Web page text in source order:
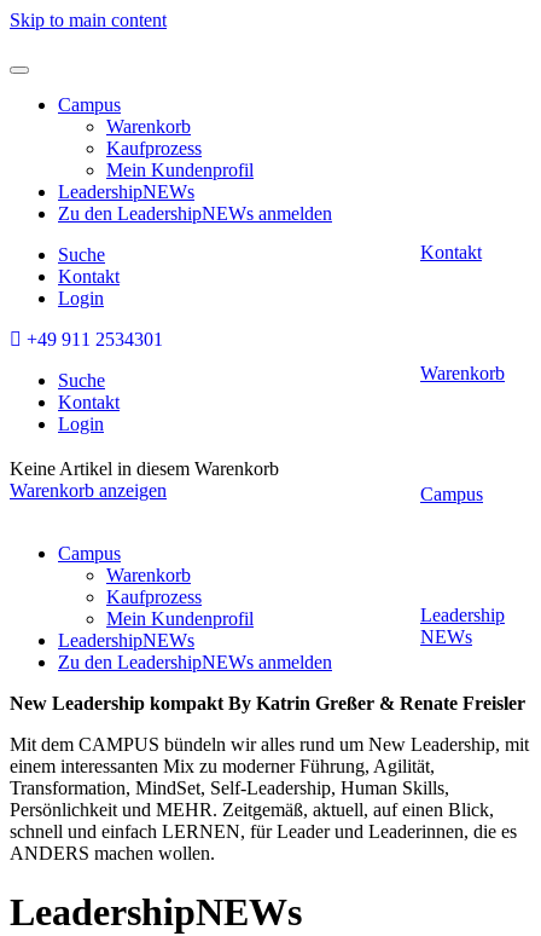
Skip to main content
Campus
Warenkorb
Kaufprozess
Mein Kundenprofil
LeadershipNEWs
Zu den LeadershipNEWs anmelden
Suche
Kontakt
Login
+49 911 2534301
Suche
Kontakt
Login
Keine Artikel in diesem Warenkorb
Warenkorb anzeigen
Campus
Warenkorb
Kaufprozess
Mein Kundenprofil
LeadershipNEWs
Zu den LeadershipNEWs anmelden
New Leadership kompakt By Katrin Greßer & Renate Freisler
Mit dem CAMPUS bündeln wir alles rund um New Leadership, mit
einem interessanten Mix zu moderner Führung, Agilität,
Transformation, MindSet, Self-Leadership, Human Skills,
Persönlichkeit und MEHR. Zeitgemäß, aktuell, auf einen Blick,
schnell und einfach LERNEN, für Leader und Leaderinnen, die es
ANDERS machen wollen.
LeadershipNEWs
Kontakt
Warenkorb
Campus
Leadership
NEWs